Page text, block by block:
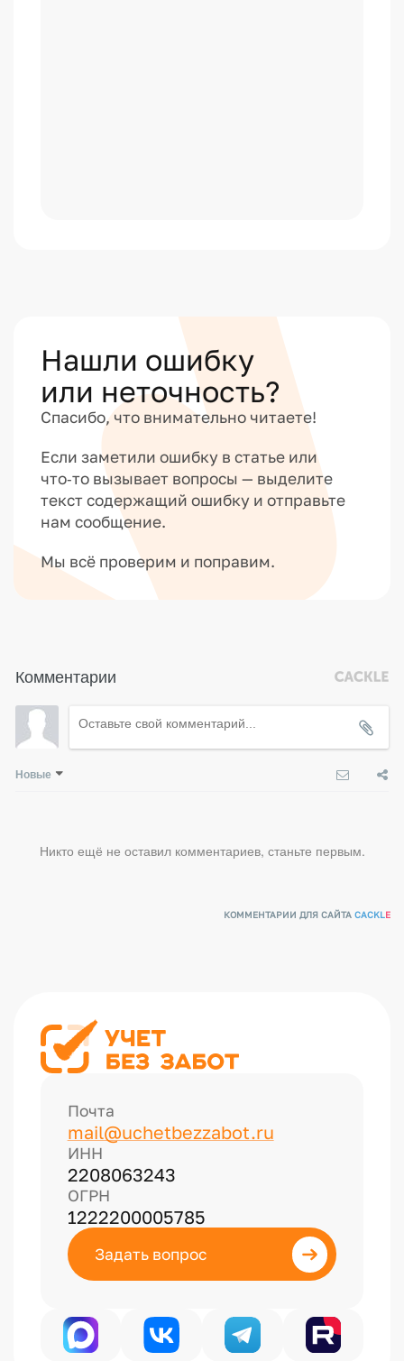
Нашли ошибку
или неточность?
Спасибо, что внимательно читаете!
Если заметили ошибку в статье или
что‑то вызывает вопросы — выделите
текст содержащий ошибку и отправьте
нам сообщение.
Мы всё проверим и поправим.
Комментарии
Новые
Никто ещё не оставил комментариев, станьте первым.
КОММЕНТАРИИ ДЛЯ САЙТАCACKLE
Почта
mail@uchetbezzabot.ru
ИНН
2208063243
ОГРН
1222200005785
Задать вопрос